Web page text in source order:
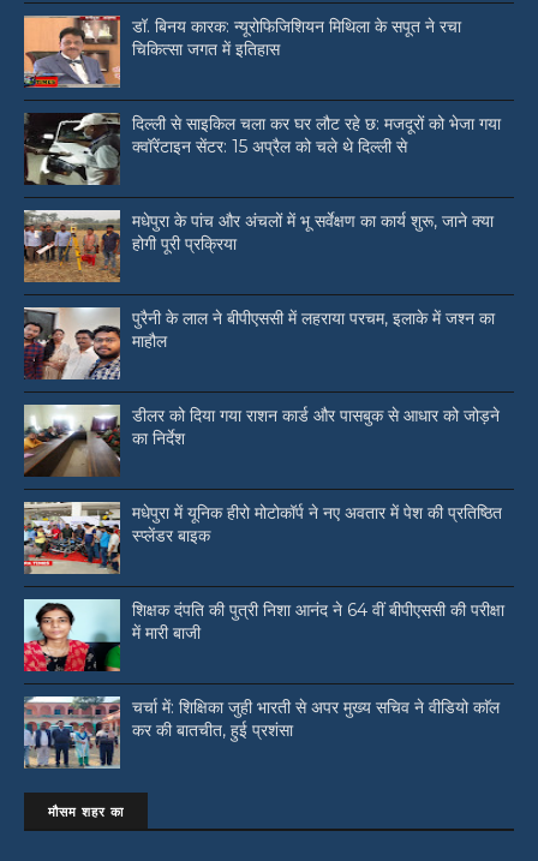
डॉ. बिनय कारक: न्यूरोफिजिशियन मिथिला के सपूत ने रचा
चिकित्सा जगत में इतिहास
दिल्ली से साइकिल चला कर घर लौट रहे छ: मजदूरों को भेजा गया
क्वॉरेंटाइन सेंटर: 15 अप्रैल को चले थे दिल्ली से
मधेपुरा के पांच और अंचलों में भू सर्वेक्षण का कार्य शुरू, जाने क्या
होगी पूरी प्रक्रिया
पुरैनी के लाल ने बीपीएससी में लहराया परचम, इलाके में जश्न का
माहौल
डीलर को दिया गया राशन कार्ड और पासबुक से आधार को जोड़ने
का निर्देश
मधेपुरा में यूनिक हीरो मोटोकॉर्प ने नए अवतार में पेश की प्रतिष्ठित
स्प्लेंडर बाइक
शिक्षक दंपति की पुत्री निशा आनंद ने 64 वीं बीपीएससी की परीक्षा
में मारी बाजी
चर्चा में: शिक्षिका जुही भारती से अपर मुख्य सचिव ने वीडियो काॅल
कर की बातचीत, हुई प्रशंसा
मौसम शहर का